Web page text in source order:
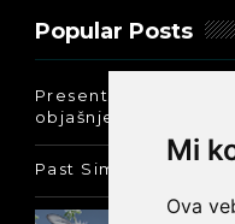
Mi
Ova
Popular Posts
Present Perfect
objašnjenje :-)
Past Simple i Past